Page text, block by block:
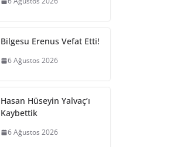
Bilgesu Erenus Vefat Etti!
6 Ağustos 2026
Hasan Hüseyin Yalvaç’ı
Kaybettik
6 Ağustos 2026